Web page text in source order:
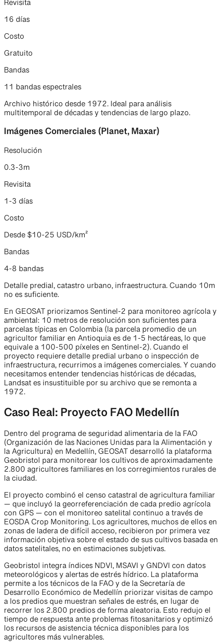
Revisita
16 días
Costo
Gratuito
Bandas
11 bandas espectrales
Archivo histórico desde 1972. Ideal para análisis
multitemporal de décadas y tendencias de largo plazo.
Imágenes Comerciales (Planet, Maxar)
Resolución
0.3-3m
Revisita
1-3 días
Costo
Desde $10-25 USD/km²
Bandas
4-8 bandas
Detalle predial, catastro urbano, infraestructura. Cuando 10m
no es suficiente.
En GEOSAT priorizamos Sentinel-2 para monitoreo agrícola y
ambiental: 10 metros de resolución son suficientes para
parcelas típicas en Colombia (la parcela promedio de un
agricultor familiar en Antioquia es de 1-5 hectáreas, lo que
equivale a 100-500 píxeles en Sentinel-2). Cuando el
proyecto requiere detalle predial urbano o inspección de
infraestructura, recurrimos a imágenes comerciales. Y cuando
necesitamos entender tendencias históricas de décadas,
Landsat es insustituible por su archivo que se remonta a
1972.
Caso Real: Proyecto FAO Medellín
Dentro del programa de seguridad alimentaria de la FAO
(Organización de las Naciones Unidas para la Alimentación y
la Agricultura) en Medellín, GEOSAT desarrolló la plataforma
Geobristol para monitorear los cultivos de aproximadamente
2.800 agricultores familiares en los corregimientos rurales de
la ciudad.
El proyecto combinó el censo catastral de agricultura familiar
— que incluyó la georreferenciación de cada predio agrícola
con GPS — con el monitoreo satelital continuo a través de
EOSDA Crop Monitoring. Los agricultores, muchos de ellos en
zonas de ladera de difícil acceso, recibieron por primera vez
información objetiva sobre el estado de sus cultivos basada en
datos satelitales, no en estimaciones subjetivas.
Geobristol integra índices NDVI, MSAVI y GNDVI con datos
meteorológicos y alertas de estrés hídrico. La plataforma
permite a los técnicos de la FAO y de la Secretaría de
Desarrollo Económico de Medellín priorizar visitas de campo
a los predios que muestran señales de estrés, en lugar de
recorrer los 2.800 predios de forma aleatoria. Esto redujo el
tiempo de respuesta ante problemas fitosanitarios y optimizó
los recursos de asistencia técnica disponibles para los
agricultores más vulnerables.